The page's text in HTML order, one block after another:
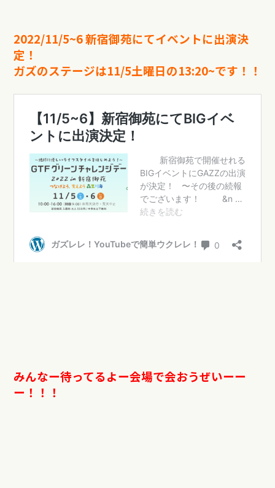
2022/11/5~6 新宿御苑にてイベントに出演決
定！
ガズのステージは11/5土曜日の13:20~です！！
みんなー待ってるよー会場で会おうぜいーー
ー！！！